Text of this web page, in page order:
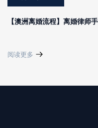
【澳洲离婚流程】离婚律师
阅读更多